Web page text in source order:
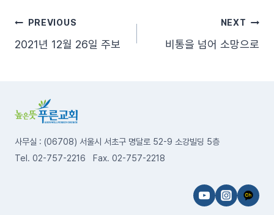
글PREVIOUS
2021년 12월 26일 주보
NEXT
비통을 넘어 소망으로
사무실 : (06708) 서울시 서초구 명달로 52-9 소강빌딩 5층
Tel. 02-757-2216 Fax. 02-757-2218